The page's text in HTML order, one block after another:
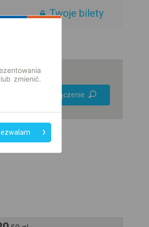
Twoje bilety
Znajdź połączenie
zmienić.